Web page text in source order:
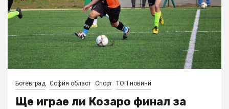
Ботевград София област Спорт ТОП новини
Ще играе ли Козаро финал за